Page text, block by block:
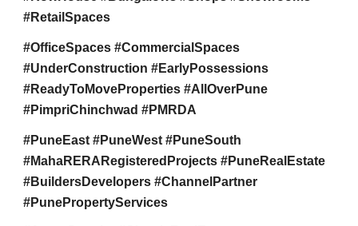
#RetailSpaces
#OfficeSpaces #CommercialSpaces
#UnderConstruction #EarlyPossessions
#ReadyToMoveProperties #AllOverPune
#PimpriChinchwad #PMRDA
#PuneEast #PuneWest #PuneSouth
#MahaRERARegisteredProjects #PuneRealEstate
#BuildersDevelopers #ChannelPartner
#PunePropertyServices